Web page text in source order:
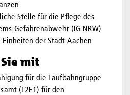
Stelle für die Pflege des
Gefahrenabwehr (IG NRW)
der Stadt Aachen
mit
für die Laufbahngruppe
(L2E1) für den